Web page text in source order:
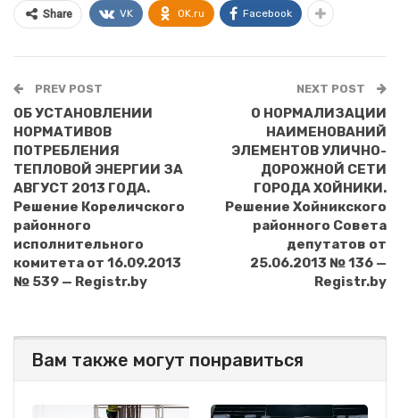
Share VK OK.ru Facebook
PREV POST
ОБ УСТАНОВЛЕНИИ
НОРМАТИВОВ
ПОТРЕБЛЕНИЯ
ТЕПЛОВОЙ ЭНЕРГИИ ЗА
АВГУСТ 2013 ГОДА.
Решение Кореличского
районного
исполнительного
комитета от 16.09.2013
№ 539 — Registr.by
NEXT POST
О НОРМАЛИЗАЦИИ
НАИМЕНОВАНИЙ
ЭЛЕМЕНТОВ УЛИЧНО-
ДОРОЖНОЙ СЕТИ
ГОРОДА ХОЙНИКИ.
Решение Хойникского
районного Совета
депутатов от
25.06.2013 № 136 —
Registr.by
Вам также могут понравиться